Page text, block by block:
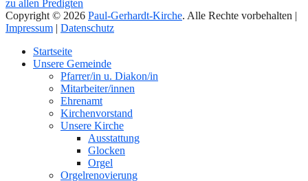
zu allen Predigten
Copyright © 2026 Paul-Gerhardt-Kirche. Alle Rechte vorbehalten |
Impressum | Datenschutz
oben
Startseite
Unsere Gemeinde
Pfarrer/in u. Diakon/in
Mitarbeiter/innen
Ehrenamt
Kirchenvorstand
Unsere Kirche
Ausstattung
Glocken
Orgel
Orgelrenovierung